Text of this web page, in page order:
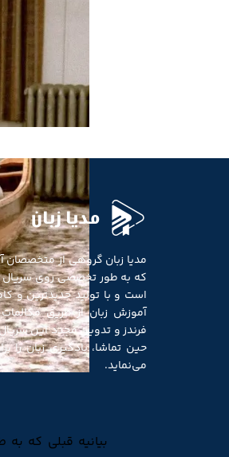
بیانیه قبلی که
مدیا زبان
مدیا زبان گروهی از
که به طور تخصصی روی سریال
است و با تولید جدیدترین و
آموزش زبان از طریق مکالمات
فرندز و تدوین مجدد این
حین تماشا، یادگیری زبان را
می‌نماید.